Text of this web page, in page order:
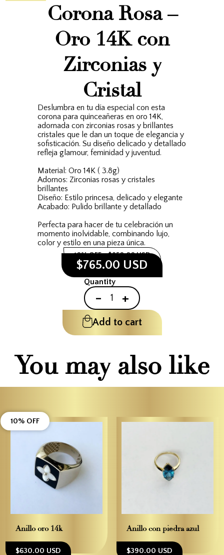
Corona Rosa –
Oro 14K con
Zirconias y
Cristal
Deslumbra en tu día especial con esta
corona para quinceañeras en oro 14K,
adornada con zirconias rosas y brillantes
cristales que le dan un toque de elegancia y
sofisticación. Su diseño delicado y detallado
refleja glamour, feminidad y juventud.
Material: Oro 14K ( 3.8g)
Adornos: Zirconias rosas y cristales
brillantes
Diseño: Estilo princesa, delicado y elegante
Acabado: Pulido brillante y detallado
Perfecta para hacer de tu celebración un
momento inolvidable, combinando lujo,
color y estilo en una pieza única.
10% OFF $850.00 USD
$765.00 USD
Quantity
- +
Add to cart
You may also like
Anillo oro 14k
$630.00 USD
10% OFF
Anillo con piedra azul
$390.00 USD